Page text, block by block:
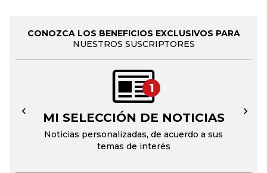
CONOZCA LOS BENEFICIOS EXCLUSIVOS PARA
NUESTROS SUSCRIPTORES
1
MI SELECCIÓN DE NOTICIAS
Noticias personalizadas, de acuerdo a sus
temas de interés
← →